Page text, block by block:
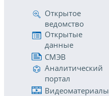
Открытое
ведомство
Открытые
данные
СМЭВ
Аналитический
портал
Видеоматериалы